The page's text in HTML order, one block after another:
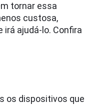
tornar essa
custosa,
ajudá-lo. Confira
os dispositivos que